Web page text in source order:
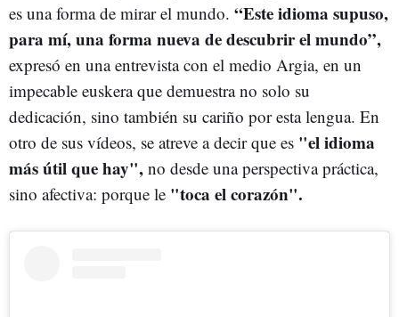
es una forma de mirar el mundo. “Este idioma supuso,
para mí, una forma nueva de descubrir el mundo”,
expresó en una entrevista con el medio Argia, en un
impecable euskera que demuestra no solo su
dedicación, sino también su cariño por esta lengua. En
otro de sus vídeos, se atreve a decir que es "el idioma
más útil que hay", no desde una perspectiva práctica,
sino afectiva: porque le "toca el corazón".